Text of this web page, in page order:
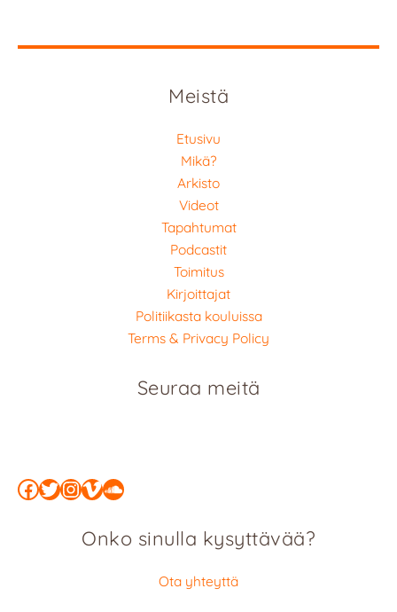
Meistä
Etusivu
Mikä?
Arkisto
Videot
Tapahtumat
Podcastit
Toimitus
Kirjoittajat
Politiikasta kouluissa
Terms & Privacy Policy
Seuraa meitä
Facebook
Twitter
Instagram
Vimeo
SoundCloud
Onko sinulla kysyttävää?
Ota yhteyttä